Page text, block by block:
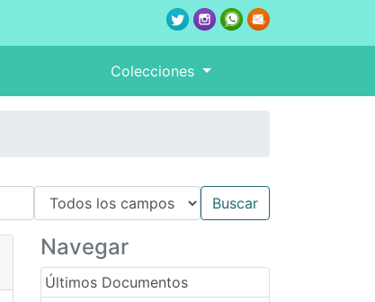
Colecciones
Navegar
Últimos Documentos